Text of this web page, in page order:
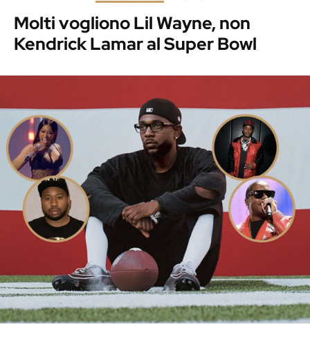
Molti vogliono Lil Wayne, non
Kendrick Lamar al Super Bowl